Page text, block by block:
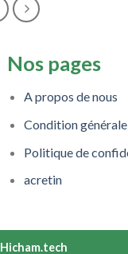
Nos pages
A propos de nous
Condition
Politique de
acretin
Hicham.tech